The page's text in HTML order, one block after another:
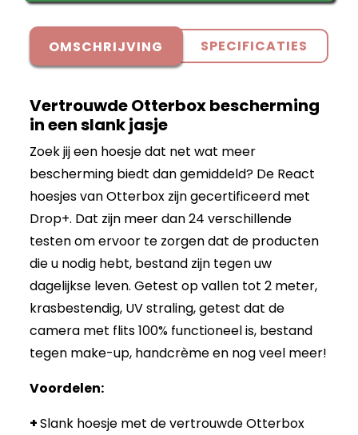
OMSCHRIJVING SPECIFICATIES
Vertrouwde Otterbox bescherming
in een slank jasje
Zoek jij een hoesje dat net wat meer
bescherming biedt dan gemiddeld? De React
hoesjes van Otterbox zijn gecertificeerd met
Drop+. Dat zijn meer dan 24 verschillende
testen om ervoor te zorgen dat de producten
die u nodig hebt, bestand zijn tegen uw
dagelijkse leven. Getest op vallen tot 2 meter,
krasbestendig, UV straling, getest dat de
camera met flits 100% functioneel is, bestand
tegen make-up, handcrème en nog veel meer!
Voordelen:
+Slank hoesje met de vertrouwde Otterbox